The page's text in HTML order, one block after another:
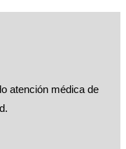
atención médica de